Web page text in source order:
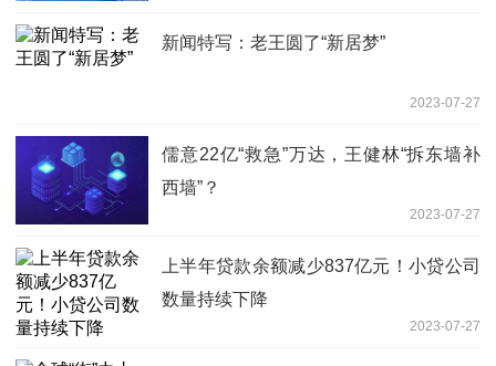
新闻特写：老王圆了“新居梦”
2023-07-27
儒意22亿“救急”万达，王健林“拆东墙补
西墙”？
2023-07-27
上半年贷款余额减少837亿元！小贷公司
数量持续下降
2023-07-27